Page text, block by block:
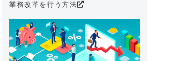
業務改革を行う方法